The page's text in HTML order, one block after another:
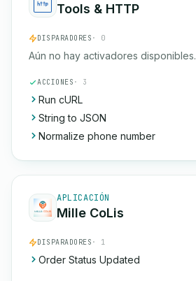
Tools & HTTP
DISPARADORES · 0
Aún no hay activadores disponibles.
ACCIONES · 3
Run cURL
String to JSON
Normalize phone number
APLICACIÓN
Mille CoLis
DISPARADORES · 1
Order Status Updated